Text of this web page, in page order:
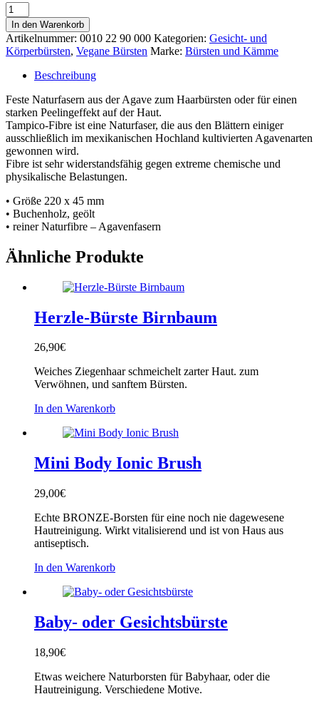
100%
vegane
Haarbürste
Menge
In den Warenkorb
Artikelnummer: 0010 22 90 000 Kategorien: Gesicht- und
Körperbürsten, Vegane Bürsten Marke: Bürsten und Kämme
Beschreibung
Feste Naturfasern aus der Agave zum Haarbürsten oder für einen
starken Peelingeffekt auf der Haut.
Tampico-Fibre ist eine Naturfaser, die aus den Blättern einiger
ausschließlich im mexikanischen Hochland kultivierten Agavenarten
gewonnen wird.
Fibre ist sehr widerstandsfähig gegen extreme chemische und
physikalische Belastungen.
• Größe 220 x 45 mm
• Buchenholz, geölt
• reiner Naturfibre – Agavenfasern
Ähnliche Produkte
Herzle-Bürste Birnbaum
26,90€
Weiches Ziegenhaar schmeichelt zarter Haut. zum
Verwöhnen, und sanftem Bürsten.
In den Warenkorb
Mini Body Ionic Brush
29,00€
Echte BRONZE-Borsten für eine noch nie dagewesene
Hautreinigung. Wirkt vitalisierend und ist von Haus aus
antiseptisch.
In den Warenkorb
Baby- oder Gesichtsbürste
18,90€
Etwas weichere Naturborsten für Babyhaar, oder die
Hautreinigung. Verschiedene Motive.